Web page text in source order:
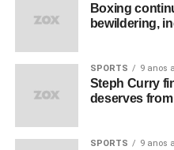
Boxing
bewildering,
SPORTS 9 anos
Steph Curry
deserves
SPORTS 9 anos